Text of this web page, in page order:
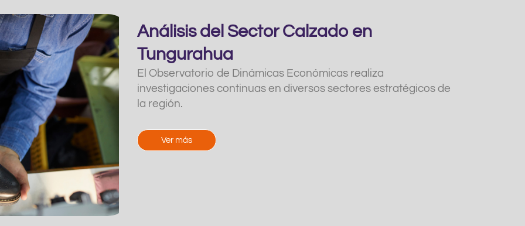
Análisis del Sector Calzado en
Tungurahua
El Observatorio de Dinámicas Económicas realiza
investigaciones continuas en diversos sectores estratégicos de
la región.
Ver más